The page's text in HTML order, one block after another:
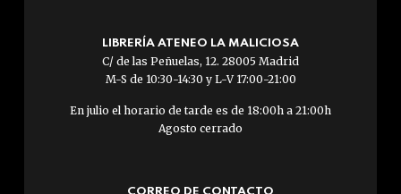
LIBRERÍA ATENEO LA MALICIOSA
C/ de las Peñuelas, 12. 28005 Madrid
M-S de 10:30-14:30 y L-V 17:00-21:00
En julio el horario de tarde es de 18:00h a 21:00h
Agosto cerrado